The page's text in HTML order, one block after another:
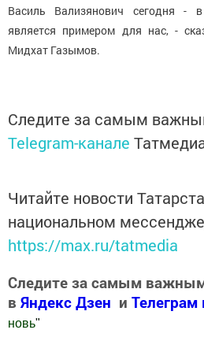
Василь Вализянович сегодня -
является примером для нас, -
Мидхат Газымов.
Следите за самым
Telegram-канале
Читайте новости
национальном
https://max.ru/tatmedia
Следите за самым
в Яндекс Дзен и Телеграм
новь"